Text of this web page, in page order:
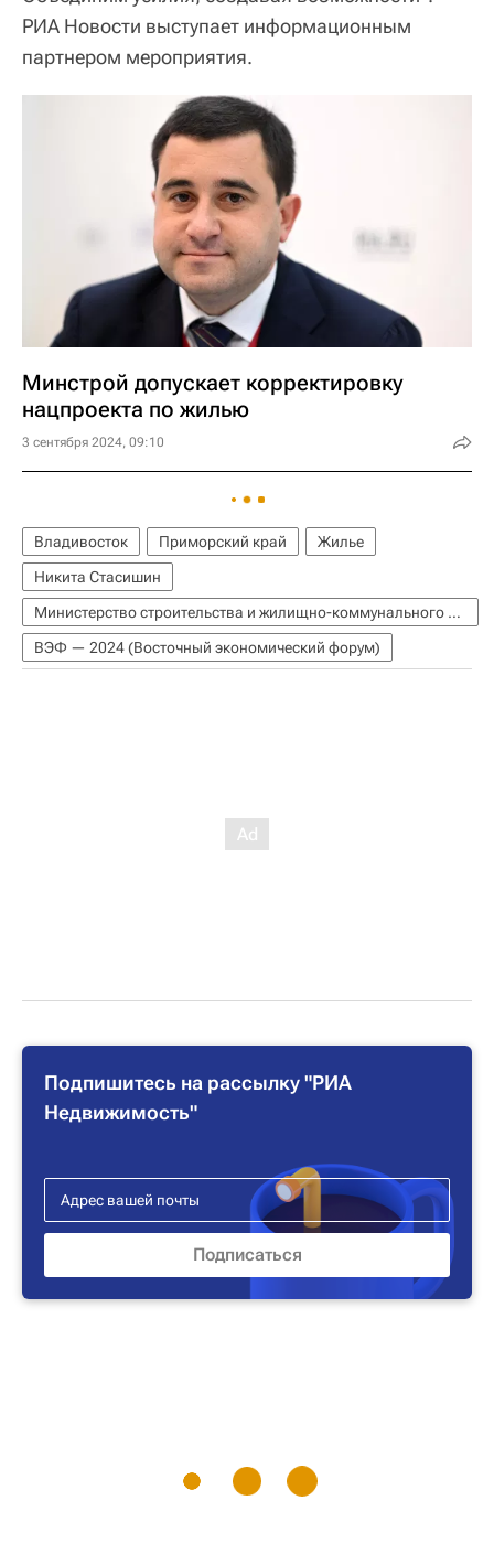
РИА Новости выступает информационным
партнером мероприятия.
Минстрой допускает корректировку
нацпроекта по жилью
3 сентября 2024, 09:10
Владивосток Приморский край
Жилье
Никита Стасишин
Министерство строительства и жилищно-коммунального хозяйства РФ (Минстрой России)
ВЭФ — 2024 (Восточный экономический форум)
Подпишитесь на рассылку "РИА
Недвижимость"